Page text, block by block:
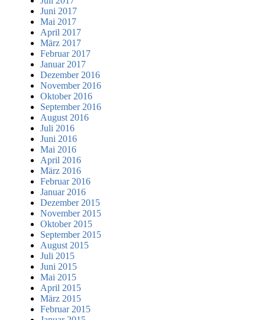
Juni 2017
Mai 2017
April 2017
März 2017
Februar 2017
Januar 2017
Dezember 2016
November 2016
Oktober 2016
September 2016
August 2016
Juli 2016
Juni 2016
Mai 2016
April 2016
März 2016
Februar 2016
Januar 2016
Dezember 2015
November 2015
Oktober 2015
September 2015
August 2015
Juli 2015
Juni 2015
Mai 2015
April 2015
März 2015
Februar 2015